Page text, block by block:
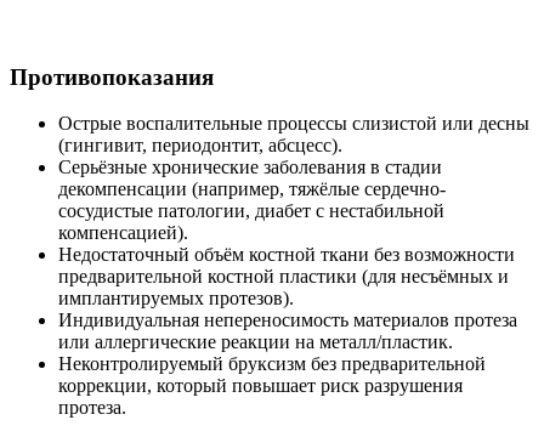
Противопоказания
Острые воспалительные процессы слизистой или десны
(гингивит, периодонтит, абсцесс).
Серьёзные хронические заболевания в стадии
декомпенсации (например, тяжёлые сердечно-
сосудистые патологии, диабет с нестабильной
компенсацией).
Недостаточный объём костной ткани без возможности
предварительной костной пластики (для несъёмных и
имплантируемых протезов).
Индивидуальная непереносимость материалов протеза
или аллергические реакции на металл/пластик.
Неконтролируемый бруксизм без предварительной
коррекции, который повышает риск разрушения
протеза.